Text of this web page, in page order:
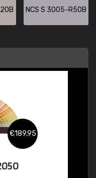
NCS S 3005-R50B
€189,95